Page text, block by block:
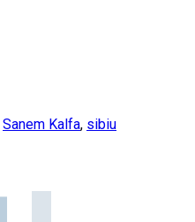
Sanem Kalfa, sibiu